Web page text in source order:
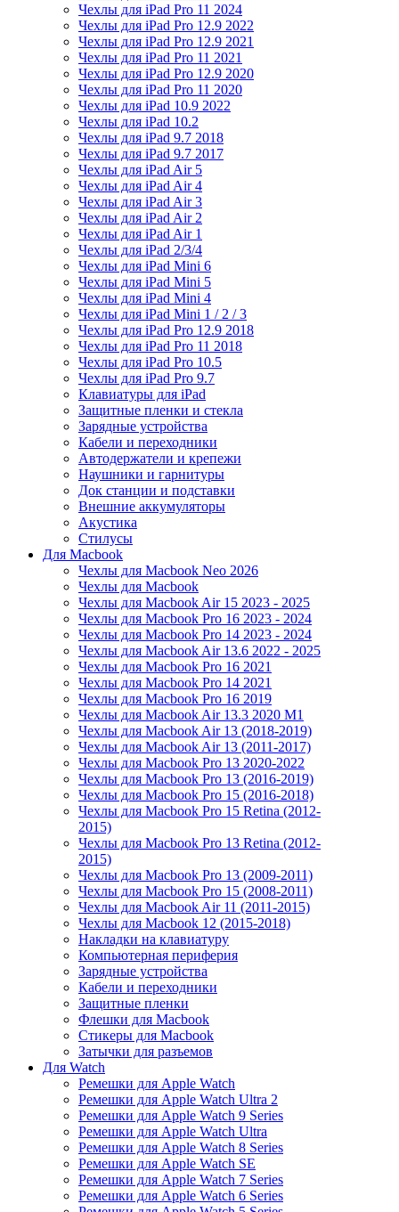
Чехлы для iPad Pro 11 2024
Чехлы для iPad Pro 12.9 2022
Чехлы для iPad Pro 12.9 2021
Чехлы для iPad Pro 11 2021
Чехлы для iPad Pro 12.9 2020
Чехлы для iPad Pro 11 2020
Чехлы для iPad 10.9 2022
Чехлы для iPad 10.2
Чехлы для iPad 9.7 2018
Чехлы для iPad 9.7 2017
Чехлы для iPad Air 5
Чехлы для iPad Air 4
Чехлы для iPad Air 3
Чехлы для iPad Air 2
Чехлы для iPad Air 1
Чехлы для iPad 2/3/4
Чехлы для iPad Mini 6
Чехлы для iPad Mini 5
Чехлы для iPad Mini 4
Чехлы для iPad Mini 1 / 2 / 3
Чехлы для iPad Pro 12.9 2018
Чехлы для iPad Pro 11 2018
Чехлы для iPad Pro 10.5
Чехлы для iPad Pro 9.7
Клавиатуры для iPad
Защитные пленки и стекла
Зарядные устройства
Кабели и переходники
Автодержатели и крепежи
Наушники и гарнитуры
Док станции и подставки
Внешние аккумуляторы
Акустика
Стилусы
Для Macbook
Чехлы для Macbook Neo 2026
Чехлы для Macbook
Чехлы для Macbook Air 15 2023 - 2025
Чехлы для Macbook Pro 16 2023 - 2024
Чехлы для Macbook Pro 14 2023 - 2024
Чехлы для Macbook Air 13.6 2022 - 2025
Чехлы для Macbook Pro 16 2021
Чехлы для Macbook Pro 14 2021
Чехлы для Macbook Pro 16 2019
Чехлы для Macbook Air 13.3 2020 M1
Чехлы для Macbook Air 13 (2018-2019)
Чехлы для Macbook Air 13 (2011-2017)
Чехлы для Macbook Pro 13 2020-2022
Чехлы для Macbook Pro 13 (2016-2019)
Чехлы для Macbook Pro 15 (2016-2018)
Чехлы для Macbook Pro 15 Retina (2012-
2015)
Чехлы для Macbook Pro 13 Retina (2012-
2015)
Чехлы для Macbook Pro 13 (2009-2011)
Чехлы для Macbook Pro 15 (2008-2011)
Чехлы для Macbook Air 11 (2011-2015)
Чехлы для Macbook 12 (2015-2018)
Накладки на клавиатуру
Компьютерная периферия
Зарядные устройства
Кабели и переходники
Защитные пленки
Флешки для Macbook
Стикеры для Macbook
Затычки для разъемов
Для Watch
Ремешки для Apple Watch
Ремешки для Apple Watch Ultra 2
Ремешки для Apple Watch 9 Series
Ремешки для Apple Watch Ultra
Ремешки для Apple Watch 8 Series
Ремешки для Apple Watch SE
Ремешки для Apple Watch 7 Series
Ремешки для Apple Watch 6 Series